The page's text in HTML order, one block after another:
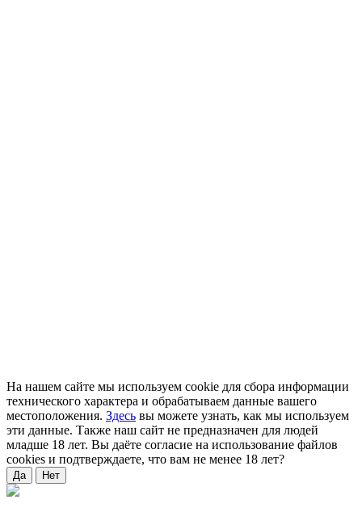
На нашем сайте мы используем cookie для сбора информации
технического характера и обрабатываем данные вашего
местоположения. Здесь вы можете узнать, как мы используем
эти данные. Также наш сайт не предназначен для людей
младше 18 лет. Вы даёте согласие на использование файлов
cookies и подтверждаете, что вам не менее 18 лет?
Да Нет